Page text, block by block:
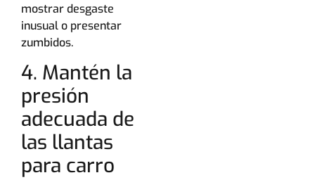
mostrar desgaste
inusual o presentar
zumbidos.
4. Mantén la
presión
adecuada de
las llantas
para carro